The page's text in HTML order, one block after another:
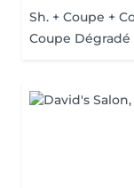
Sh. + Coupe +
Coupe Dégradé